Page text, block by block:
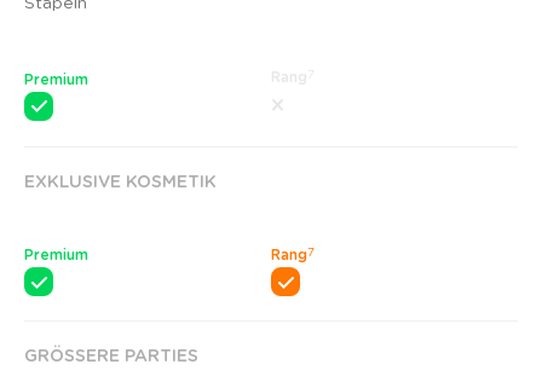
Stapeln
Premium Rang
EXKLUSIVE KOSMETIK
Premium Rang7
GRÖSSERE PARTIES